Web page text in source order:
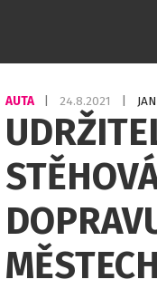
AUTA 24.8.2021